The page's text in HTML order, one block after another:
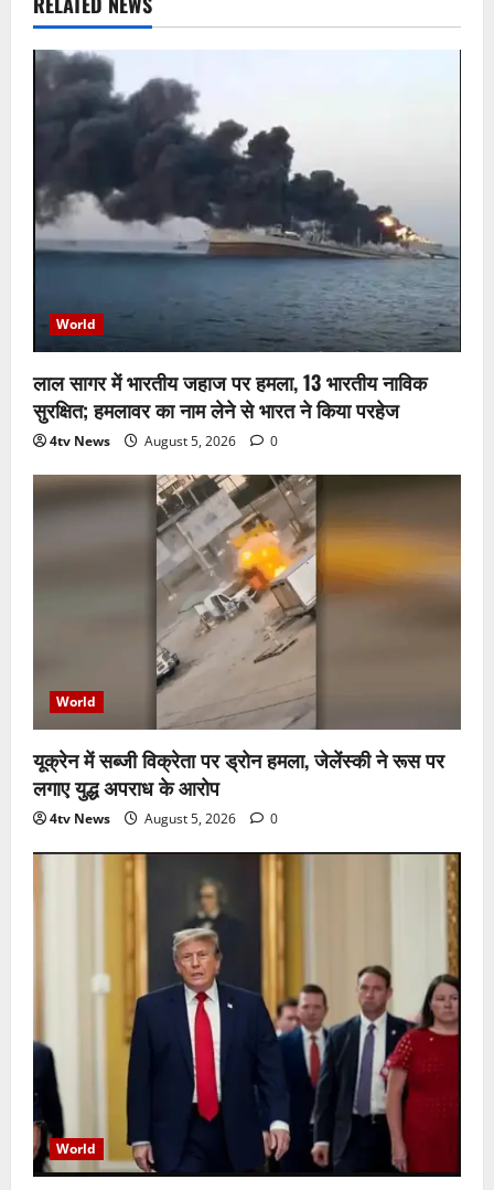
World
लाल सागर में भारतीय जहाज पर हमला, 13 भारतीय नाविक
सुरक्षित; हमलावर का नाम लेने से भारत ने किया परहेज
4tv News August 5, 2026 0
World
यूक्रेन में सब्जी विक्रेता पर ड्रोन हमला, जेलेंस्की ने रूस पर
लगाए युद्ध अपराध के आरोप
4tv News August 5, 2026 0
World